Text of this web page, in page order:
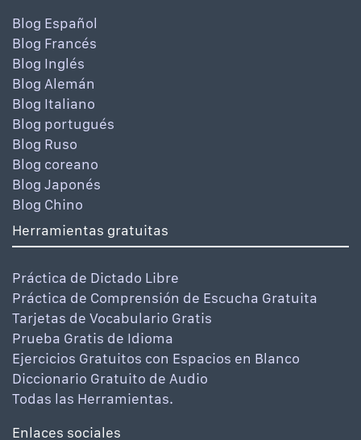
Blog Español
Blog Francés
Blog Inglés
Blog Alemán
Blog Italiano
Blog portugués
Blog Ruso
Blog coreano
Blog Japonés
Blog Chino
Herramientas gratuitas
Práctica de Dictado Libre
Práctica de Comprensión de Escucha Gratuita
Tarjetas de Vocabulario Gratis
Prueba Gratis de Idioma
Ejercicios Gratuitos con Espacios en Blanco
Diccionario Gratuito de Audio
Todas las Herramientas.
Enlaces sociales